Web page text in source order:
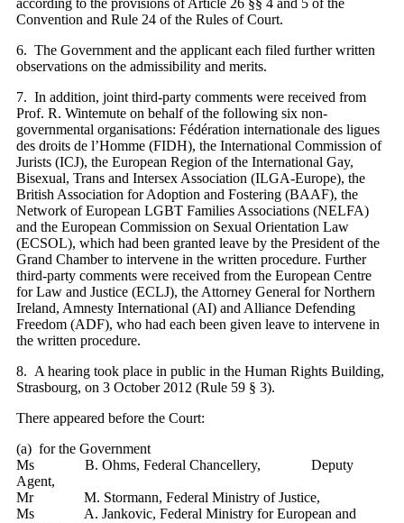
according to the provisions of Article 26 §§ 4 and 5 of the
Convention and Rule 24 of the Rules of Court.
6. The Government and the applicant each filed further written
observations on the admissibility and merits.
7. In addition, joint third-party comments were received from
Prof. R. Wintemute on behalf of the following six non-
governmental organisations: Fédération internationale des ligues
des droits de l’Homme (FIDH), the International Commission of
Jurists (ICJ), the European Region of the International Gay,
Bisexual, Trans and Intersex Association (ILGA‑Europe), the
British Association for Adoption and Fostering (BAAF), the
Network of European LGBT Families Associations (NELFA)
and the European Commission on Sexual Orientation Law
(ECSOL), which had been granted leave by the President of the
Grand Chamber to intervene in the written procedure. Further
third-party comments were received from the European Centre
for Law and Justice (ECLJ), the Attorney General for Northern
Ireland, Amnesty International (AI) and Alliance Defending
Freedom (ADF), who had each been given leave to intervene in
the written procedure.
8. A hearing took place in public in the Human Rights Building,
Strasbourg, on 3 October 2012 (Rule 59 § 3).
There appeared before the Court:
(a) for the Government
Ms B. Ohms, Federal Chancellery, Deputy
Agent,
Mr M. Stormann, Federal Ministry of Justice,
Ms A. Jankovic, Federal Ministry for European and